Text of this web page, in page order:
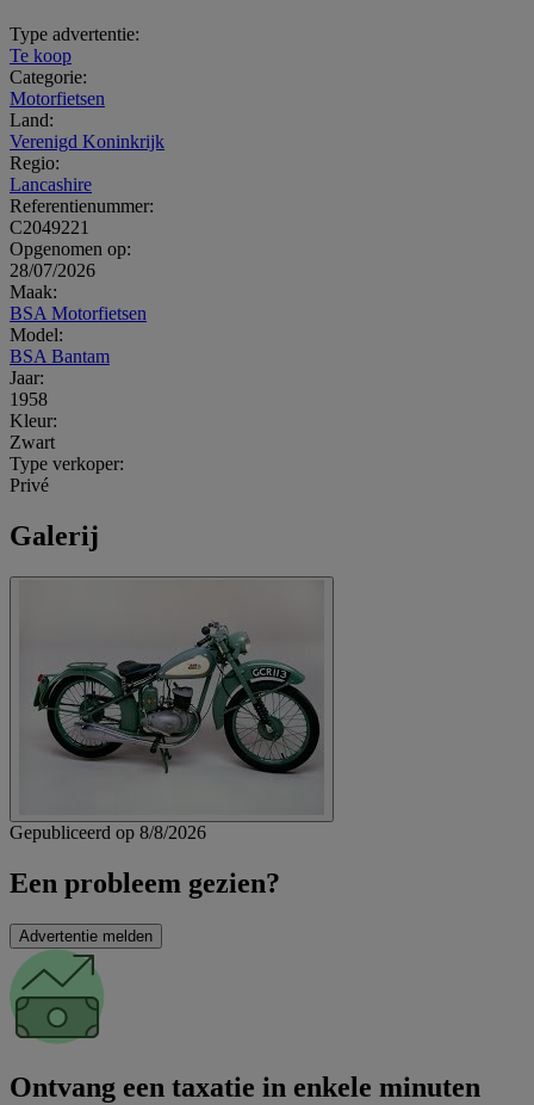
Type advertentie:
Te koop
Categorie:
Motorfietsen
Land:
Verenigd Koninkrijk
Regio:
Lancashire
Referentienummer:
C2049221
Opgenomen op:
28/07/2026
Maak:
BSA Motorfietsen
Model:
BSA Bantam
Jaar:
1958
Kleur:
Zwart
Type verkoper:
Privé
Galerij
Gepubliceerd op 8/8/2026
Een probleem gezien?
Advertentie melden
Ontvang een taxatie in enkele minuten